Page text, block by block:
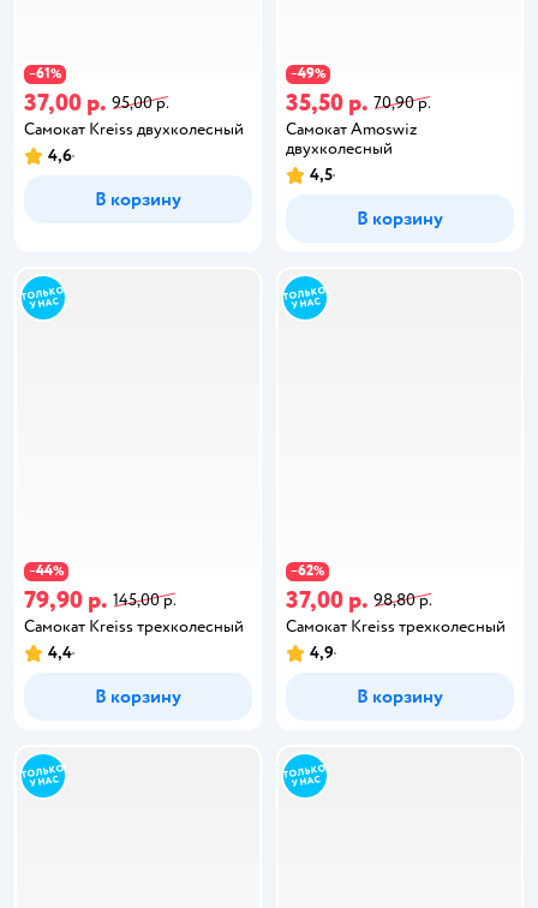
−61%
37,00 р. 95,00 р.
Самокат Kreiss двухколесный
4,6
В корзину
−49%
35,50 р. 70,90 р.
Самокат Amoswiz
двухколесный
4,5
В корзину
−44%
79,90 р. 145,00 р.
Самокат Kreiss трехколесный
4,4
В корзину
−62%
37,00 р. 98,80 р.
Самокат Kreiss трехколесный
4,9
В корзину